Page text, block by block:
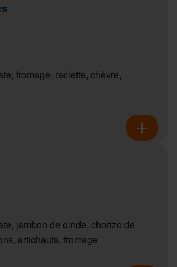
fromage, raclette, chèvre,
jambon de dinde, chorizo de
artichauts, fromage